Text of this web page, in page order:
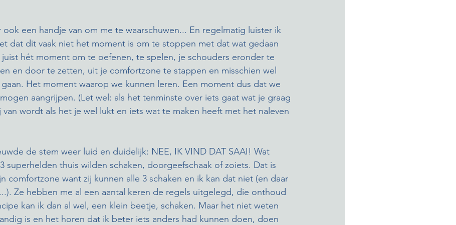
een handje van om me te waarschuwen... En regelmatig luister ik
dat dit vaak niet het moment is om te stoppen met dat wat gedaan
hét moment om te oefenen, te spelen, je schouders eronder te
en door te zetten, uit je comfortzone te stappen en misschien wel
Het moment waarop we kunnen leren. Een moment dus dat we
aangrijpen. (Let wel: als het tenminste over iets gaat wat je graag
wordt als het je wel lukt en iets wat te maken heeft met het naleven
de stem weer luid en duidelijk: NEE, IK VIND DAT SAAI! Wat
superhelden thuis wilden schaken, doorgeefschaak of zoiets. Dat is
comfortzone want zij kunnen alle 3 schaken en ik kan dat niet (en daar
Ze hebben me al een aantal keren de regels uitgelegd, die onthoud
kan ik dan al wel, een klein beetje, schaken. Maar het niet weten
is en het horen dat ik beter iets anders had kunnen doen, doen